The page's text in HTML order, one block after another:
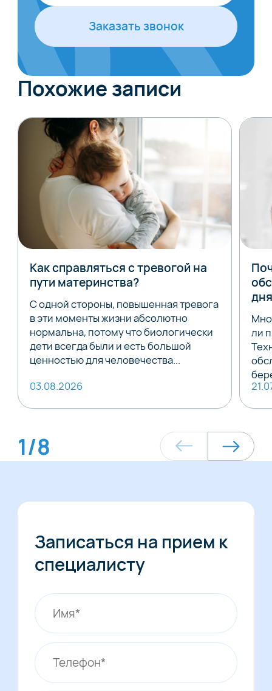
Заказать звонок
Похожие записи
Как справляться с тревогой на
пути материнства?
С одной стороны, повышенная тревога
в эти моменты жизни абсолютно
нормальна, потому что биологически
дети всегда были и есть большой
ценностью для человечества...
03.08.2026
ли
1/8
Записаться на прием к
специалисту